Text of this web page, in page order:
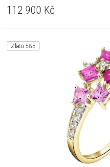
112 900 Kč
Zlato 585